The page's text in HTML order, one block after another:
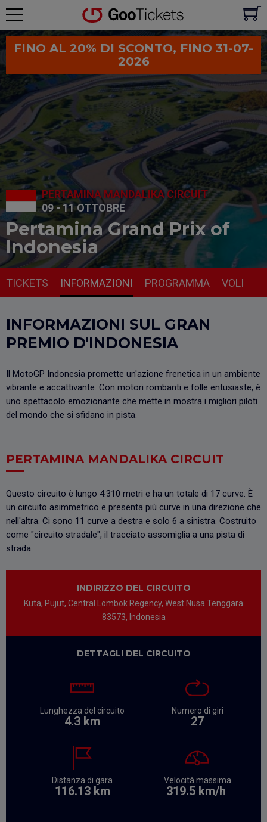
PERTAMINA MANDALIKA CIRCUIT
09 - 11 OTTOBRE
Pertamina Grand Prix of
Indonesia
FINO AL 20% DI SCONTO, FINO 31-07-
2026
TICKETS INFORMAZIONI PROGRAMMA VOLI
INFORMAZIONI SUL GRAN
PREMIO D'INDONESIA
Il MotoGP Indonesia promette un'azione frenetica in un ambiente
vibrante e accattivante. Con motori rombanti e folle entusiaste, è
uno spettacolo emozionante che mette in mostra i migliori piloti
del mondo che si sfidano in pista.
PERTAMINA MANDALIKA CIRCUIT
Questo circuito è lungo 4.310 metri e ha un totale di 17 curve. È
un circuito asimmetrico e presenta più curve in una direzione che
nell'altra. Ci sono 11 curve a destra e solo 6 a sinistra. Costruito
come "circuito stradale", il tracciato assomiglia a una pista di
strada.
INDIRIZZO DEL CIRCUITO
Kuta, Pujut, Central Lombok Regency, West Nusa Tenggara
83573, Indonesia
DETTAGLI DEL CIRCUITO
Lunghezza del circuito
4.3 km
Numero di giri
27
Distanza di gara
116.13 km
Velocità massima
319.5 km/h